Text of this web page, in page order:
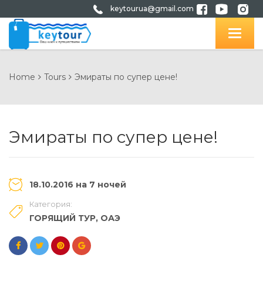
keytourua@gmail.com
Home Tours Эмираты по супер цене!
Эмираты по супер цене!
18.10.2016 на 7 ночей
Категория:
ГОРЯЩИЙ ТУР, ОАЭ